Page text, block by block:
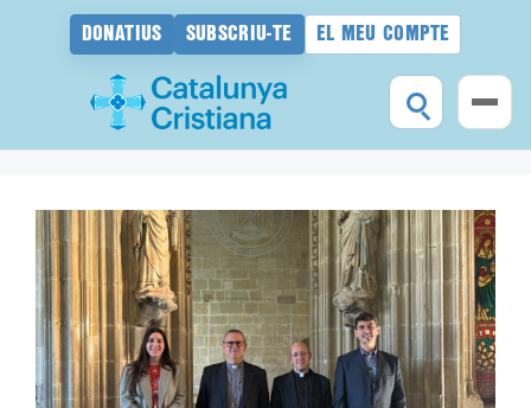
DONATIUS SUBSCRIU-TE EL MEU COMPTE